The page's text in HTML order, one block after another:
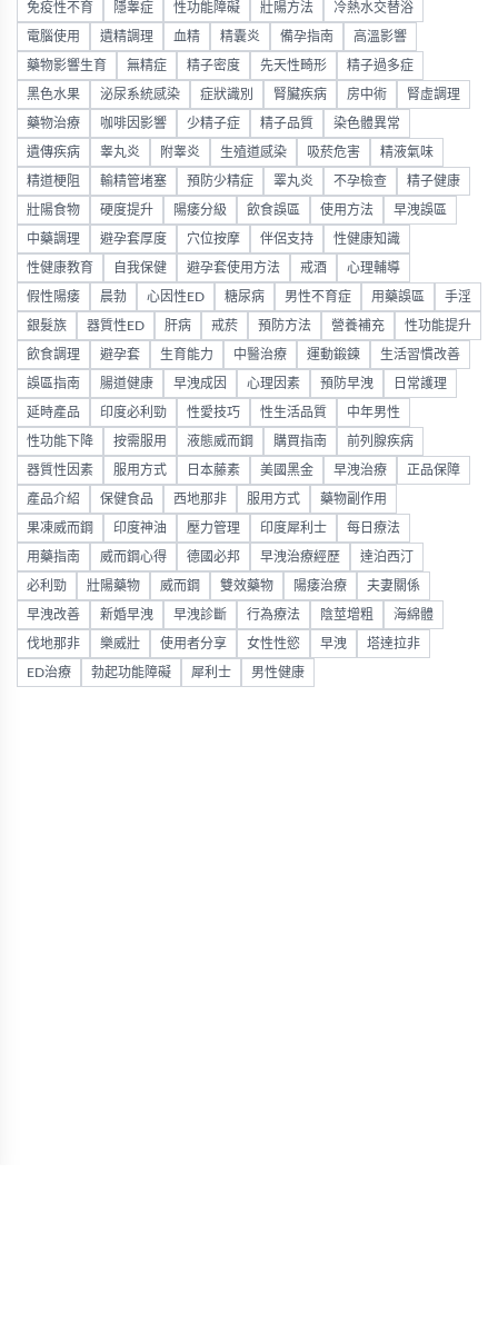
免疫性不育 隱睾症 性功能障礙 壯陽方法 冷熱水交替浴
電腦使用 遺精調理 血精 精囊炎 備孕指南 高溫影響
藥物影響生育 無精症 精子密度 先天性畸形 精子過多症
黑色水果 泌尿系統感染 症狀識別 腎臟疾病 房中術 腎虛調理
藥物治療 咖啡因影響 少精子症 精子品質 染色體異常
遺傳疾病 睾丸炎 附睾炎 生殖道感染 吸菸危害 精液氣味
精道梗阻 輸精管堵塞 預防少精症 睪丸炎 不孕檢查 精子健康
壯陽食物 硬度提升 陽痿分級 飲食誤區 使用方法 早洩誤區
中藥調理 避孕套厚度 穴位按摩 伴侶支持 性健康知識
性健康教育 自我保健 避孕套使用方法 戒酒 心理輔導
假性陽痿 晨勃 心因性ED 糖尿病 男性不育症 用藥誤區 手淫
銀髮族 器質性ED 肝病 戒菸 預防方法 營養補充 性功能提升
飲食調理 避孕套 生育能力 中醫治療 運動鍛鍊 生活習慣改善
誤區指南 腸道健康 早洩成因 心理因素 預防早洩 日常護理
延時產品 印度必利勁 性愛技巧 性生活品質 中年男性
性功能下降 按需服用 液態威而鋼 購買指南 前列腺疾病
器質性因素 服用方式 日本藤素 美國黑金 早洩治療 正品保障
產品介紹 保健食品 西地那非 服用方式 藥物副作用
果凍威而鋼 印度神油 壓力管理 印度犀利士 每日療法
用藥指南 威而鋼心得 德國必邦 早洩治療經歷 達泊西汀
必利勁 壯陽藥物 威而鋼 雙效藥物 陽痿治療 夫妻關係
早洩改善 新婚早洩 早洩診斷 行為療法 陰莖增粗 海綿體
伐地那非 樂威壯 使用者分享 女性性慾 早洩 塔達拉非
ED治療 勃起功能障礙 犀利士 男性健康